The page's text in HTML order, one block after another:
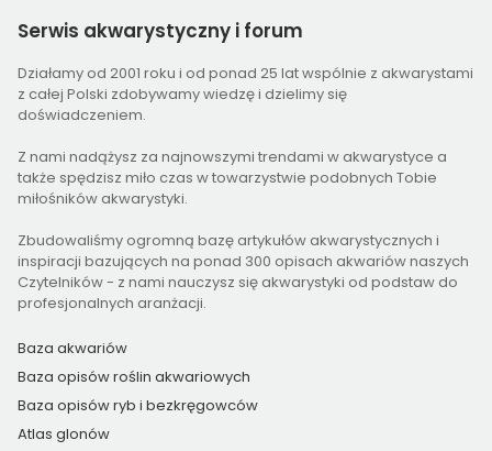
Serwis akwarystyczny i forum
Działamy od 2001 roku i od ponad 25 lat wspólnie z akwarystami
z całej Polski zdobywamy wiedzę i dzielimy się
doświadczeniem.
Z nami nadążysz za najnowszymi trendami w akwarystyce a
także spędzisz miło czas w towarzystwie podobnych Tobie
miłośników akwarystyki.
Zbudowaliśmy ogromną bazę artykułów akwarystycznych i
inspiracji bazujących na ponad 300 opisach akwariów naszych
Czytelników - z nami nauczysz się akwarystyki od podstaw do
profesjonalnych aranżacji.
Baza akwariów
Baza opisów roślin akwariowych
Baza opisów ryb i bezkręgowców
Atlas glonów